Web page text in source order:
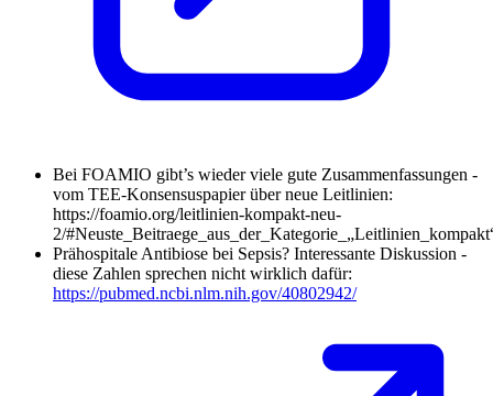
Bei FOAMIO gibt’s wieder viele gute Zusammenfassungen -
vom TEE-Konsensuspapier über neue Leitlinien:
https://foamio.org/leitlinien-kompakt-neu-
2/
Prähospitale Antibiose bei Sepsis? Interessante Diskussion -
diese Zahlen sprechen nicht wirklich dafür:
https://pubmed.ncbi.nlm.nih.gov/40802942/